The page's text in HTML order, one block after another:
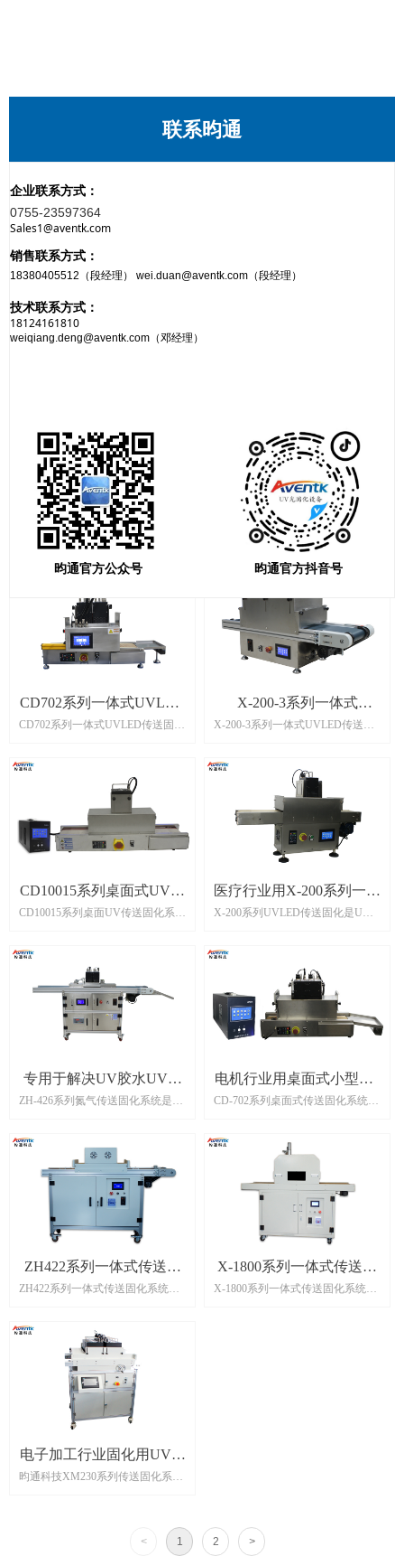
CD702系列一体式UVLED
传送固化系统
CD702系列一体式UVLED传送固化
头，发光尺寸为：
200mm*100mm；波长为365nm配合
UVLED固化设备使用，适用于胶水
固化、医疗、电子装配、光学组
装、半导体等行业的高效生产生装
配线，操作简单方便，性能稳定可
本节约方面能有较大帮助和作用。
X-200-3系列一体式
UVLED传送固化系统
X-200-3系列一体式UVLED传送固
灯头，发光尺寸为：
200mm*100mm；波长为365nm配合
UVLED固化设备使用，适用于胶水
固化、医疗、电子装配、光学组
装、半导体等行业的高效生产生装
配线，操作简单方便，性能稳定可
本节约方面能有较大帮助和作用。
CD10015系列桌面式UV传
送固化系统
CD10015系列桌面UV传送固化系统
配合UVLED固化设备使用，适用于
胶水固化、医疗、电子装配、光学
组装、半导体等行业的高效生产生
装配线，操作简单方便，尺寸小
巧，性能稳定可靠。在生产线平
衡、效率提高、成本节约方面能有
医疗行业用X-200系列一体
式UV固化炉
X-200系列UVLED传送固化是UV
UVLED固化设备配电控制部分，更
便捷更高效满足固化需求，适用于
胶水固化、医疗、电子装配、光学
组装、半导体等行业的高效生产生
装配线，操作简单方便，性能稳定
可靠。在生产线平衡、效率提高、
用。
专用于解决UV胶水UV固
化炉
ZH-426系列氮气传送固化系统是
UV固化过程中可注入氮气隔绝绝
大部分固化区域的氧气，氮气浓度
高度95%以上，配合UVLED固化设
备使用，特别适用于对胶水表干比
较重视的胶水固化，操作简单方
便，性能稳定可靠。在生产线平
衡、效率提高、成本节约方面能有
较大帮助和作用。
电机行业用桌面式小型UV
固化炉
CD-702系列桌面式传送固化系统是
合UVLED固化设备使用，适用于胶
水固化、医疗、电子装配、光学组
装、半导体等行业的高效生产生装
配线，操作简单方便，尺寸小巧，
性能稳定可靠。在生产线平衡、效
率提高、成本节约方面能有较大帮
助和作用。
ZH422系列一体式传送固
化系统
ZH422系列一体式传送固化系统是
合UVLED固化设备使用，适用于胶
水固化、医疗、电子装配、光学组
装、半导体等行业的高效生产生装
配线，操作简单方便，性能稳定可
靠。在生产线平衡、效率提高、成
本节约方面能有较大帮助和作用。
X-1800系列一体式传送固
化系统
X-1800系列一体式传送固化系统是
电子加工行业固化用UV固
化炉
昀通科技XM230系列传送固化系统
制） 散热方式： 高效风冷 控制方
式：手动控制、时间设置、触点开
< 1 2 >
联系昀通
企业联系方式：
0755-23597364
Sales1@aventk.com
销售联系方式：
18380405512（段经理） wei.duan@aventk.com（段经理）
技术联系方式：
18124161810
weiqiang.deng@aventk.com（邓经理）
昀通官方公众号 昀通官方抖音号